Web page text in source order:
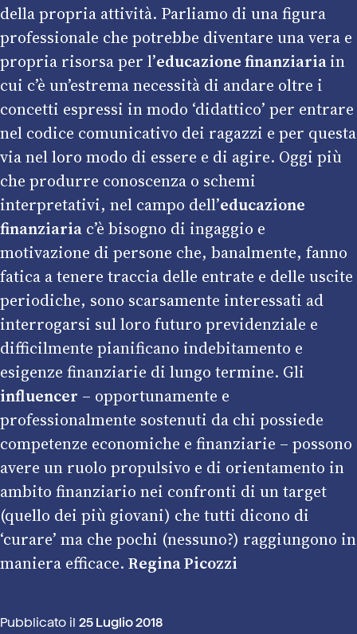
della propria attività. Parliamo di una figura
professionale che potrebbe diventare una vera e
propria risorsa per l’educazione finanziariain
cui c’è un’estrema necessità di andare oltre i
concetti espressi in modo ‘didattico’ per entrare
nel codice comunicativo dei ragazzi e per questa
via nel loro modo di essere e di agire. Oggi più
che produrre conoscenza o schemi
interpretativi, nel campo dell’educazione
finanziaria c’è bisogno di ingaggio e
motivazione di persone che, banalmente, fanno
fatica a tenere traccia delle entrate e delle uscite
periodiche, sono scarsamente interessati ad
interrogarsi sul loro futuro previdenziale e
difficilmente pianificano indebitamento e
esigenze finanziarie di lungo termine. Gli
influencer – opportunamente e
professionalmente sostenuti da chi possiede
competenze economiche e finanziarie – possono
avere un ruolo propulsivo e di orientamento in
ambito finanziario nei confronti di un target
(quello dei più giovani) che tutti dicono di
‘curare’ ma che pochi (nessuno?) raggiungono in
maniera efficace. Regina Picozzi
Pubblicato il 25 Luglio 2018